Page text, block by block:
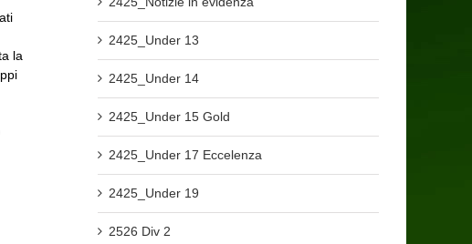
la
2425_Under 13
2425_Under 14
2425_Under 15 Gold
2425_Under 17 Eccelenza
2425_Under 19
2526 Div 2